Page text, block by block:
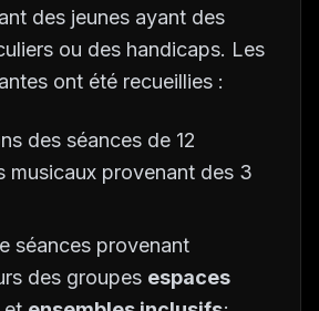
des jeunes ayant des
ou des handicaps. Les
ont été recueillies :
des séances de 12
musicaux provenant des 3
séances provenant
des groupes espaces